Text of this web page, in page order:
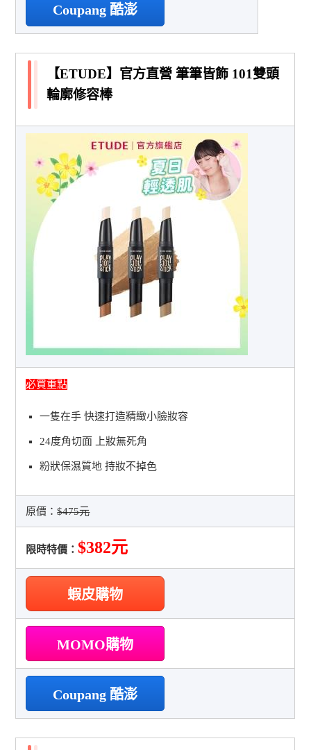
Coupang 酷澎
【ETUDE】官方直營 筆筆皆飾 101雙頭
輪廓修容棒
必買重點
一隻在手 快速打造精緻小臉妝容
24度角切面 上妝無死角
粉狀保濕質地 持妝不掉色
原價：$475元
限時特價：$382元
蝦皮購物
MOMO購物
Coupang 酷澎